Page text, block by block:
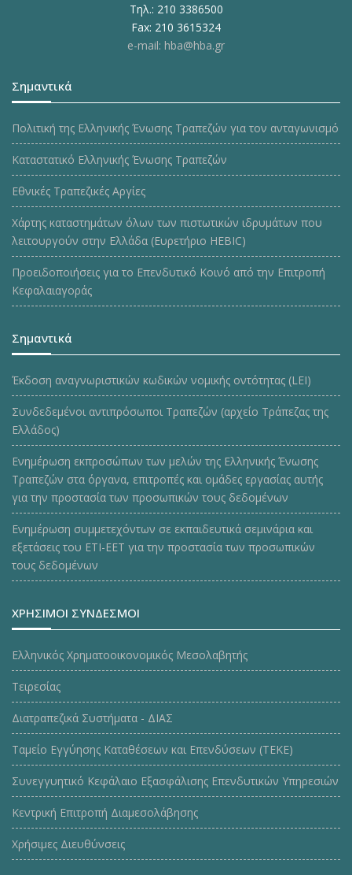
Τηλ.: 210 3386500
Fax: 210 3615324
e-mail: hba@hba.gr
Σημαντικά
Πολιτική της Ελληνικής Ένωσης Τραπεζών για τον ανταγωνισμό
Καταστατικό Ελληνικής Ένωσης Τραπεζών
Εθνικές Τραπεζικές Αργίες
Χάρτης καταστημάτων όλων των πιστωτικών ιδρυμάτων που
λειτουργούν στην Ελλάδα (Ευρετήριο HEBIC)
Προειδοποιήσεις για το Επενδυτικό Κοινό από την Επιτροπή
Κεφαλαιαγοράς
Σημαντικά
Έκδοση αναγνωριστικών κωδικών νομικής οντότητας (LEI)
Συνδεδεμένοι αντιπρόσωποι Τραπεζών (αρχείο Τράπεζας της
Ελλάδος)
Ενημέρωση εκπροσώπων των μελών της Ελληνικής Ένωσης
Τραπεζών στα όργανα, επιτροπές και ομάδες εργασίας αυτής
για την προστασία των προσωπικών τους δεδομένων
Ενημέρωση συμμετεχόντων σε εκπαιδευτικά σεμινάρια και
εξετάσεις του ΕΤΙ-ΕΕΤ για την προστασία των προσωπικών
τους δεδομένων
ΧΡΗΣΙΜΟΙ ΣΥΝΔΕΣΜΟΙ
Ελληνικός Χρηματοοικονομικός Μεσολαβητής
Τειρεσίας
Διατραπεζικά Συστήματα - ΔΙΑΣ
Ταμείο Εγγύησης Καταθέσεων και Επενδύσεων (ΤΕΚE)
Συνεγγυητικό Κεφάλαιο Εξασφάλισης Επενδυτικών Υπηρεσιών
Κεντρική Επιτροπή Διαμεσολάβησης
Χρήσιμες Διευθύνσεις